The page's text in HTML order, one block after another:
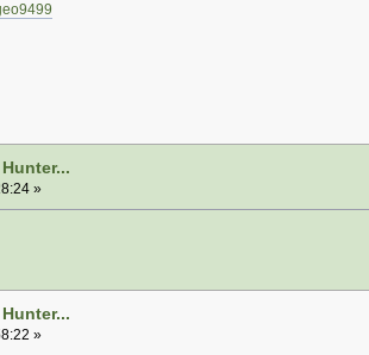
»
»